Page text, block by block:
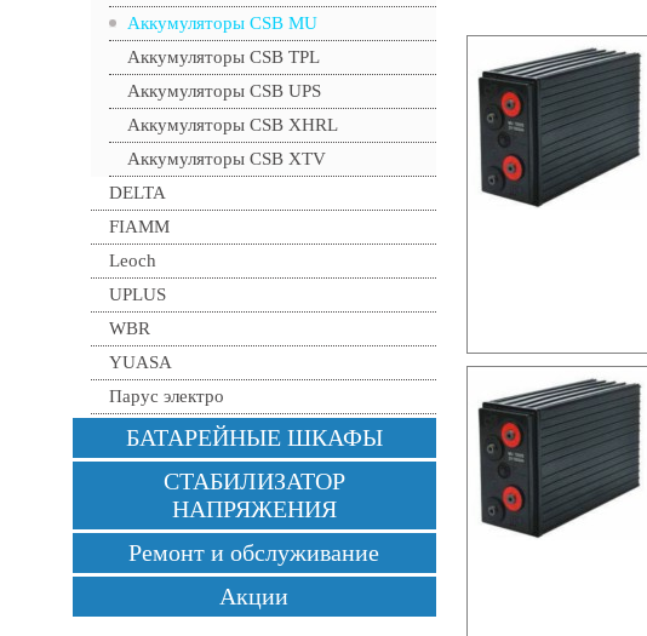
Аккумуляторы CSB MU
Аккумуляторы CSB TPL
Аккумуляторы CSB UPS
Аккумуляторы CSB XHRL
Аккумуляторы CSB XTV
DELTA
FIAMM
Leoch
UPLUS
WBR
YUASA
Парус электро
БАТАРЕЙНЫЕ ШКАФЫ
СТАБИЛИЗАТОР
НАПРЯЖЕНИЯ
Ремонт и обслуживание
Акции